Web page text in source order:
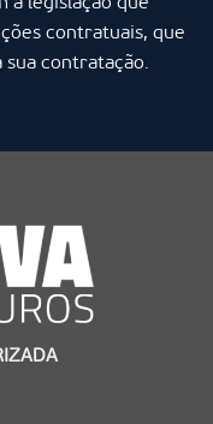
à legislação que
contratuais, que
contratação.